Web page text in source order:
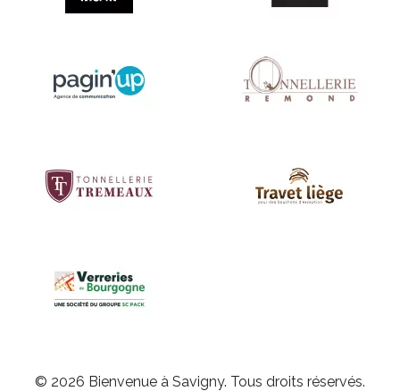
© 2026 Bienvenue à Savigny. Tous droits réservés.